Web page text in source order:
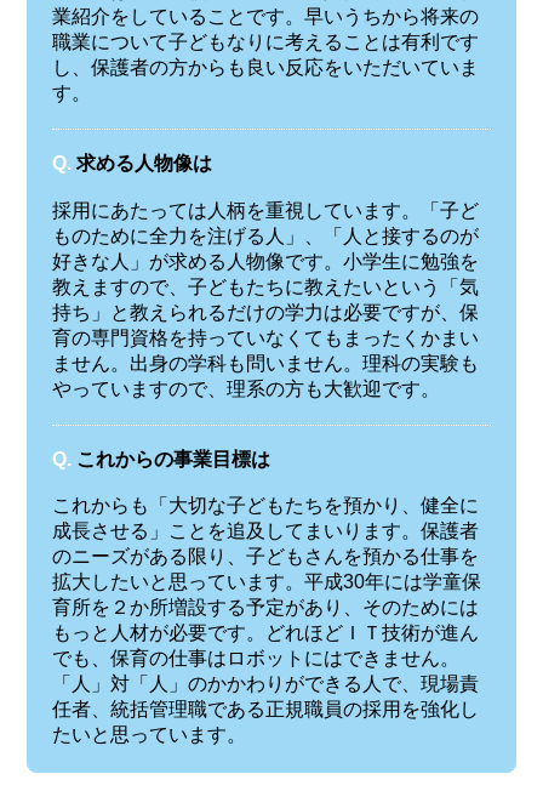
業紹介をしていることです。早いうちから将来の
職業について子どもなりに考えることは有利です
し、保護者の方からも良い反応をいただいていま
す。
Q. 求める人物像は
採用にあたっては人柄を重視しています。「子ど
ものために全力を注げる人」、「人と接するのが
好きな人」が求める人物像です。小学生に勉強を
教えますので、子どもたちに教えたいという「気
持ち」と教えられるだけの学力は必要ですが、保
育の専門資格を持っていなくてもまったくかまい
ません。出身の学科も問いません。理科の実験も
やっていますので、理系の方も大歓迎です。
Q. これからの事業目標は
これからも「大切な子どもたちを預かり、健全に
成長させる」ことを追及してまいります。保護者
のニーズがある限り、子どもさんを預かる仕事を
拡大したいと思っています。平成30年には学童保
育所を２か所増設する予定があり、そのためには
もっと人材が必要です。どれほどＩＴ技術が進ん
でも、保育の仕事はロボットにはできません。
「人」対「人」のかかわりができる人で、現場責
任者、統括管理職である正規職員の採用を強化し
たいと思っています。